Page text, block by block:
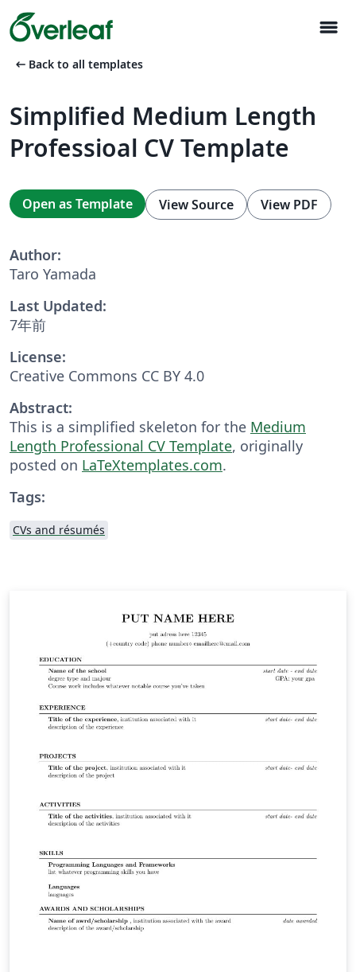
menu
arrow_left_alt Back to all templates
Simplified Medium Length
Professioal CV Template
Open as Template View Source View PDF
Author:
Taro Yamada
Last Updated:
7年前
License:
Creative Commons CC BY 4.0
Abstract:
This is a simplified skeleton for the Medium
Length Professional CV Template, originally
posted on LaTeXtemplates.com.
Tags:
CVs and résumés